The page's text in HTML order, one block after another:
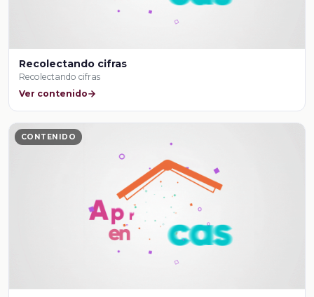
Recolectando cifras
Recolectando cifras
Ver contenido
CONTENIDO